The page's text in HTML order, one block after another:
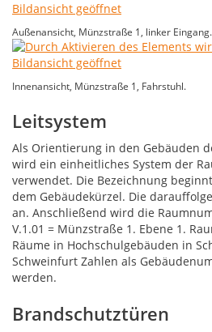
Außenansicht, Münzstraße 1, linker Eingang.
Innenansicht, Münzstraße 1, Fahrstuhl.
Leitsystem
Als Orientierung in den Gebäuden
wird ein einheitliches System der
verwendet. Die Bezeichnung
dem Gebäudekürzel. Die
an. Anschließend wird die
V.1.01 = Münzstraße 1. Ebene 1.
Räume in Hochschulgebäuden in
Schweinfurt Zahlen als
werden.
Brandschutztüren